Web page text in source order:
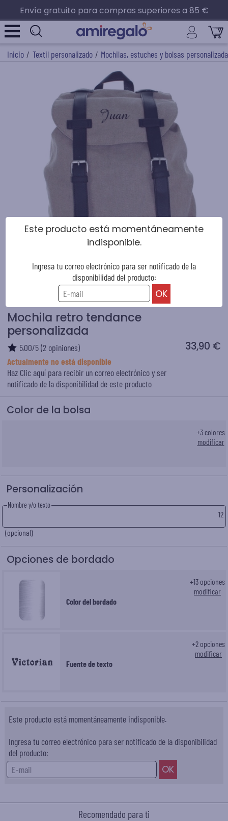
Envío gratuito para compras superiores a 85 €
Inicio / Textil personalizado / Mochilas, estuches y bolsas
Mochila retro tendance
personalizada
33,90 €
Actualmente no está disponible
Haz Clic aquí para recibir un correo electrónico y ser
notificado de la disponibilidad de este producto
5.00/5(2 opiniones)
Color de la bolsa
+3 colores
modificar
Personalización
Nombre y/o texto
12
(opcional)
Opciones de bordado
Color del bordado
+13 opciones
modificar
Fuente de texto
+2 opciones
modificar
Este producto está momentáneamente indisponible.
Ingresa tu correo electrónico para ser notificado de la disponibilidad
del producto:
Recomendado para ti
Este producto está momentáneamente
indisponible.
Ingresa tu correo electrónico para ser notificado de la
disponibilidad del producto: